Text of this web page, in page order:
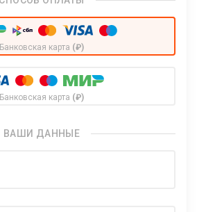
Банковская карта (₽)
Банковская карта (₽)
ВАШИ ДАННЫЕ